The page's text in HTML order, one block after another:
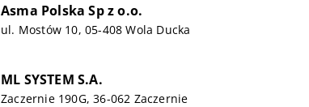
Asma Polska Sp z o.o.
ul. Mostów 10, 05-408 Wola Ducka
ML SYSTEM S.A.
Zaczernie 190G, 36-062 Zaczernie